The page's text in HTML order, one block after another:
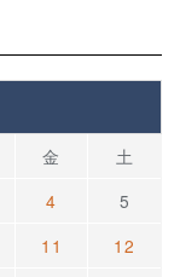
金
土
4
5
11
12